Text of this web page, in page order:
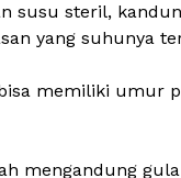
susu steril,
yang suhunya
memiliki umur
mengandung